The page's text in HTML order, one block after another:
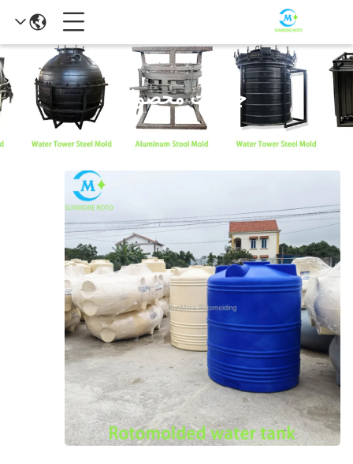
جزئیات محصولات